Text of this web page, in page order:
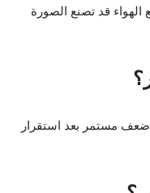
الهواء قد تصنع الصورة
ضعف مستمر بعد استقرار